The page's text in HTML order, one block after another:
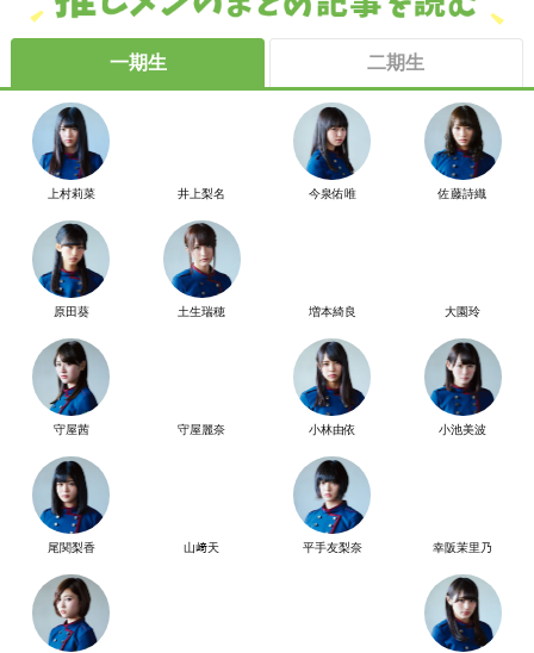
一期生 二期生
上村莉菜 井上梨名 今泉佑唯 佐藤詩織
原田葵 土生瑞穂 増本綺良 大園玲
守屋茜 守屋麗奈 小林由依 小池美波
尾関梨香 山﨑天 平手友梨奈 幸阪茉里乃